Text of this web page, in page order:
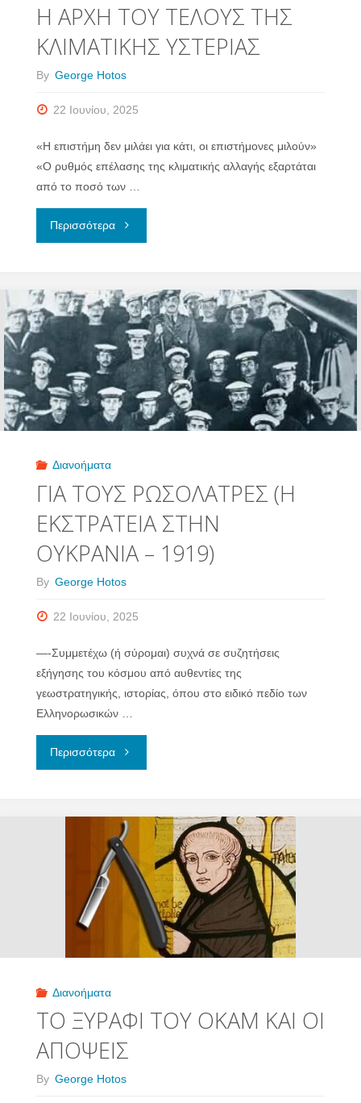
Η ΑΡΧΗ ΤΟΥ ΤΕΛΟΥΣ ΤΗΣ
ΚΛΙΜΑΤΙΚΗΣ ΥΣΤΕΡΙΑΣ
By George Hotos
22 Ιουνίου, 2025
«Η επιστήμη δεν μιλάει για κάτι, οι επιστήμονες μιλούν»
«Ο ρυθμός επέλασης της κλιματικής αλλαγής εξαρτάται
από το ποσό των …
Περισσότερα"Η
ΤΟΥ
ΤΕΛΟΥΣ
ΤΗΣ
ΚΛΙΜΑΤΙΚΗΣ
ΥΣΤΕΡΙΑΣ"
Διανοήματα
ΓΙΑ ΤΟΥΣ ΡΩΣΟΛΑΤΡΕΣ (Η
ΕΚΣΤΡΑΤΕΙΑ ΣΤΗΝ
ΟΥΚΡΑΝΙΑ – 1919)
By George Hotos
22 Ιουνίου, 2025
—-Συμμετέχω (ή σύρομαι) συχνά σε συζητήσεις
εξήγησης του κόσμου από αυθεντίες της
γεωστρατηγικής, ιστορίας, όπου στο ειδικό πεδίο των
Ελληνορωσικών …
Περισσότερα"ΓΙΑ
ΡΩΣΟΛΑΤΡΕΣ
(Η
ΕΚΣΤΡΑΤΕΙΑ
ΣΤΗΝ
ΟΥΚΡΑΝΙΑ
1919)"
Διανοήματα
ΤΟ ΞΥΡΑΦΙ ΤΟΥ ΟΚΑΜ ΚΑΙ ΟΙ
ΑΠΟΨΕΙΣ
By George Hotos